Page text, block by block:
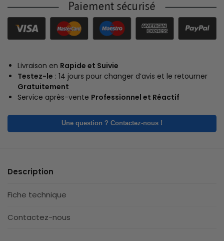
Livraison en Rapide et Suivie
Testez-le : 14 jours pour changer d’avis et le retourner
Gratuitement
Service après-vente Professionnel et Réactif
Une question ? Contactez-nous !
Description
Fiche technique
Contactez-nous